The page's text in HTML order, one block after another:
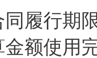
同履行期
金额使用